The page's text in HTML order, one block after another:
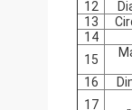
12
13
14
15
16
17